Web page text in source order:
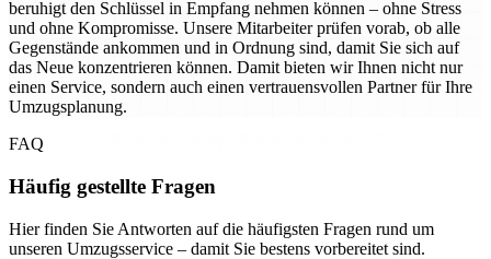
beruhigt den Schlüssel in Empfang nehmen können – ohne Stress
und ohne Kompromisse. Unsere Mitarbeiter prüfen vorab, ob alle
Gegenstände ankommen und in Ordnung sind, damit Sie sich auf
das Neue konzentrieren können. Damit bieten wir Ihnen nicht nur
einen Service, sondern auch einen vertrauensvollen Partner für Ihre
Umzugsplanung.
FAQ
Häufig gestellte Fragen
Hier finden Sie Antworten auf die häufigsten Fragen rund um
unseren Umzugsservice – damit Sie bestens vorbereitet sind.